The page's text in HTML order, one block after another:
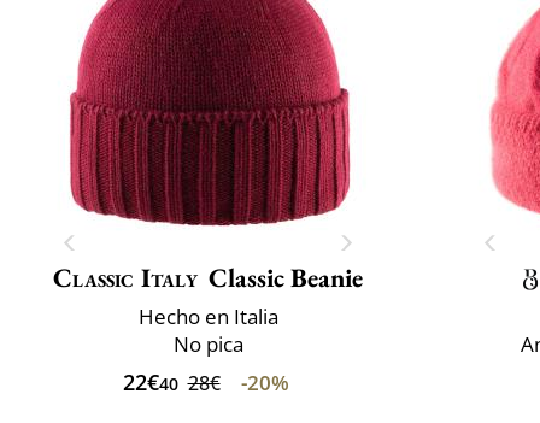
Classic Italy Classic Beanie
Hecho en Italia
No pica
22€40 28€ -20%